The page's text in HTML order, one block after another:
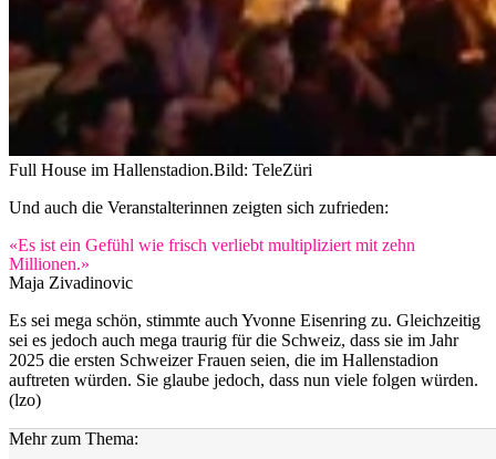
Full House im Hallenstadion.Bild: TeleZüri
Und auch die Veranstalterinnen zeigten sich zufrieden:
«Es ist ein Gefühl wie frisch verliebt multipliziert mit zehn
Millionen.»
Maja Zivadinovic
Es sei mega schön, stimmte auch Yvonne Eisenring zu. Gleichzeitig
sei es jedoch auch mega traurig für die Schweiz, dass sie im Jahr
2025 die ersten Schweizer Frauen seien, die im Hallenstadion
auftreten würden. Sie glaube jedoch, dass nun viele folgen würden.
(lzo)
Mehr zum Thema: